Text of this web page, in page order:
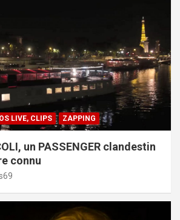
LIVE, CLIPS ZAPPING
un PASSENGER clandestin
connu